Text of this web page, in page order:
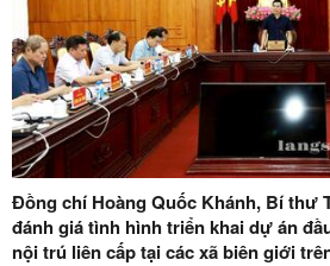
Đồng chí Hoàng Quốc Khánh, Bí thư
đánh giá tình hình triển khai dự án
nội trú liên cấp tại các xã biên giới